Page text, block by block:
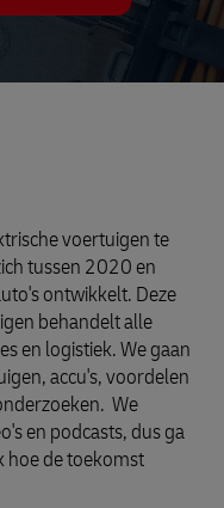
voertuigen te
tussen 2020 en
ontwikkelt. Deze
behandelt alle
en logistiek. We gaan
accu's, voordelen
We
en podcasts, dus ga
hoe de toekomst